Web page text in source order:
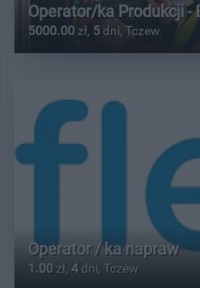
Operator/ka Produkcji -
5000.00zł, 5 dni, Tczew
Operator / ka napraw
1.00 zł, 4dni, Tczew